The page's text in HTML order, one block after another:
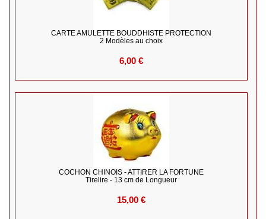
CARTE AMULETTE BOUDDHISTE PROTECTION
2 Modèles au choix
6,00 €
COCHON CHINOIS - ATTIRER LA FORTUNE
Tirelire - 13 cm de Longueur
15,00 €